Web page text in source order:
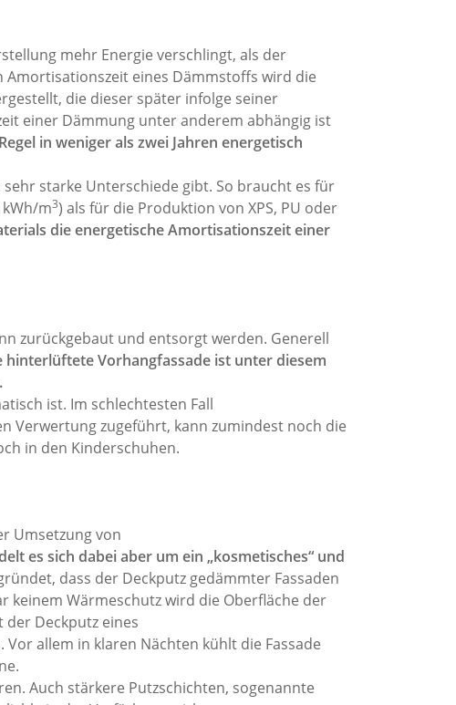
mehr Energie verschlingt, als der
eines Dämmstoffs wird die
die dieser später infolge seiner
einer Dämmung unter anderem abhängig ist
in weniger als zwei Jahren energetisch
starke Unterschiede gibt. So braucht es für
m3) als für die Produktion von XPS, PU oder
die energetische Amortisationszeit einer
zurückgebaut und entsorgt werden. Generell
hinterlüftete Vorhangfassade ist unter diesem
ist. Im schlechtesten Fall
Verwertung zugeführt, kann zumindest noch die
in den Kinderschuhen.
Umsetzung von
es sich dabei aber um ein „kosmetisches“ und
dass der Deckputz gedämmter Fassaden
keinem Wärmeschutz wird die Oberfläche der
Deckputz eines
allem in klaren Nächten kühlt die Fassade
Auch stärkere Putzschichten, sogenannte